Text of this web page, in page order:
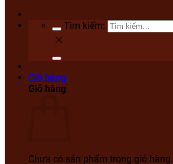
Tìm kiếm:
Giỏ hàng
Giỏ hàng
Chưa có sản phẩm trong giỏ hàng.